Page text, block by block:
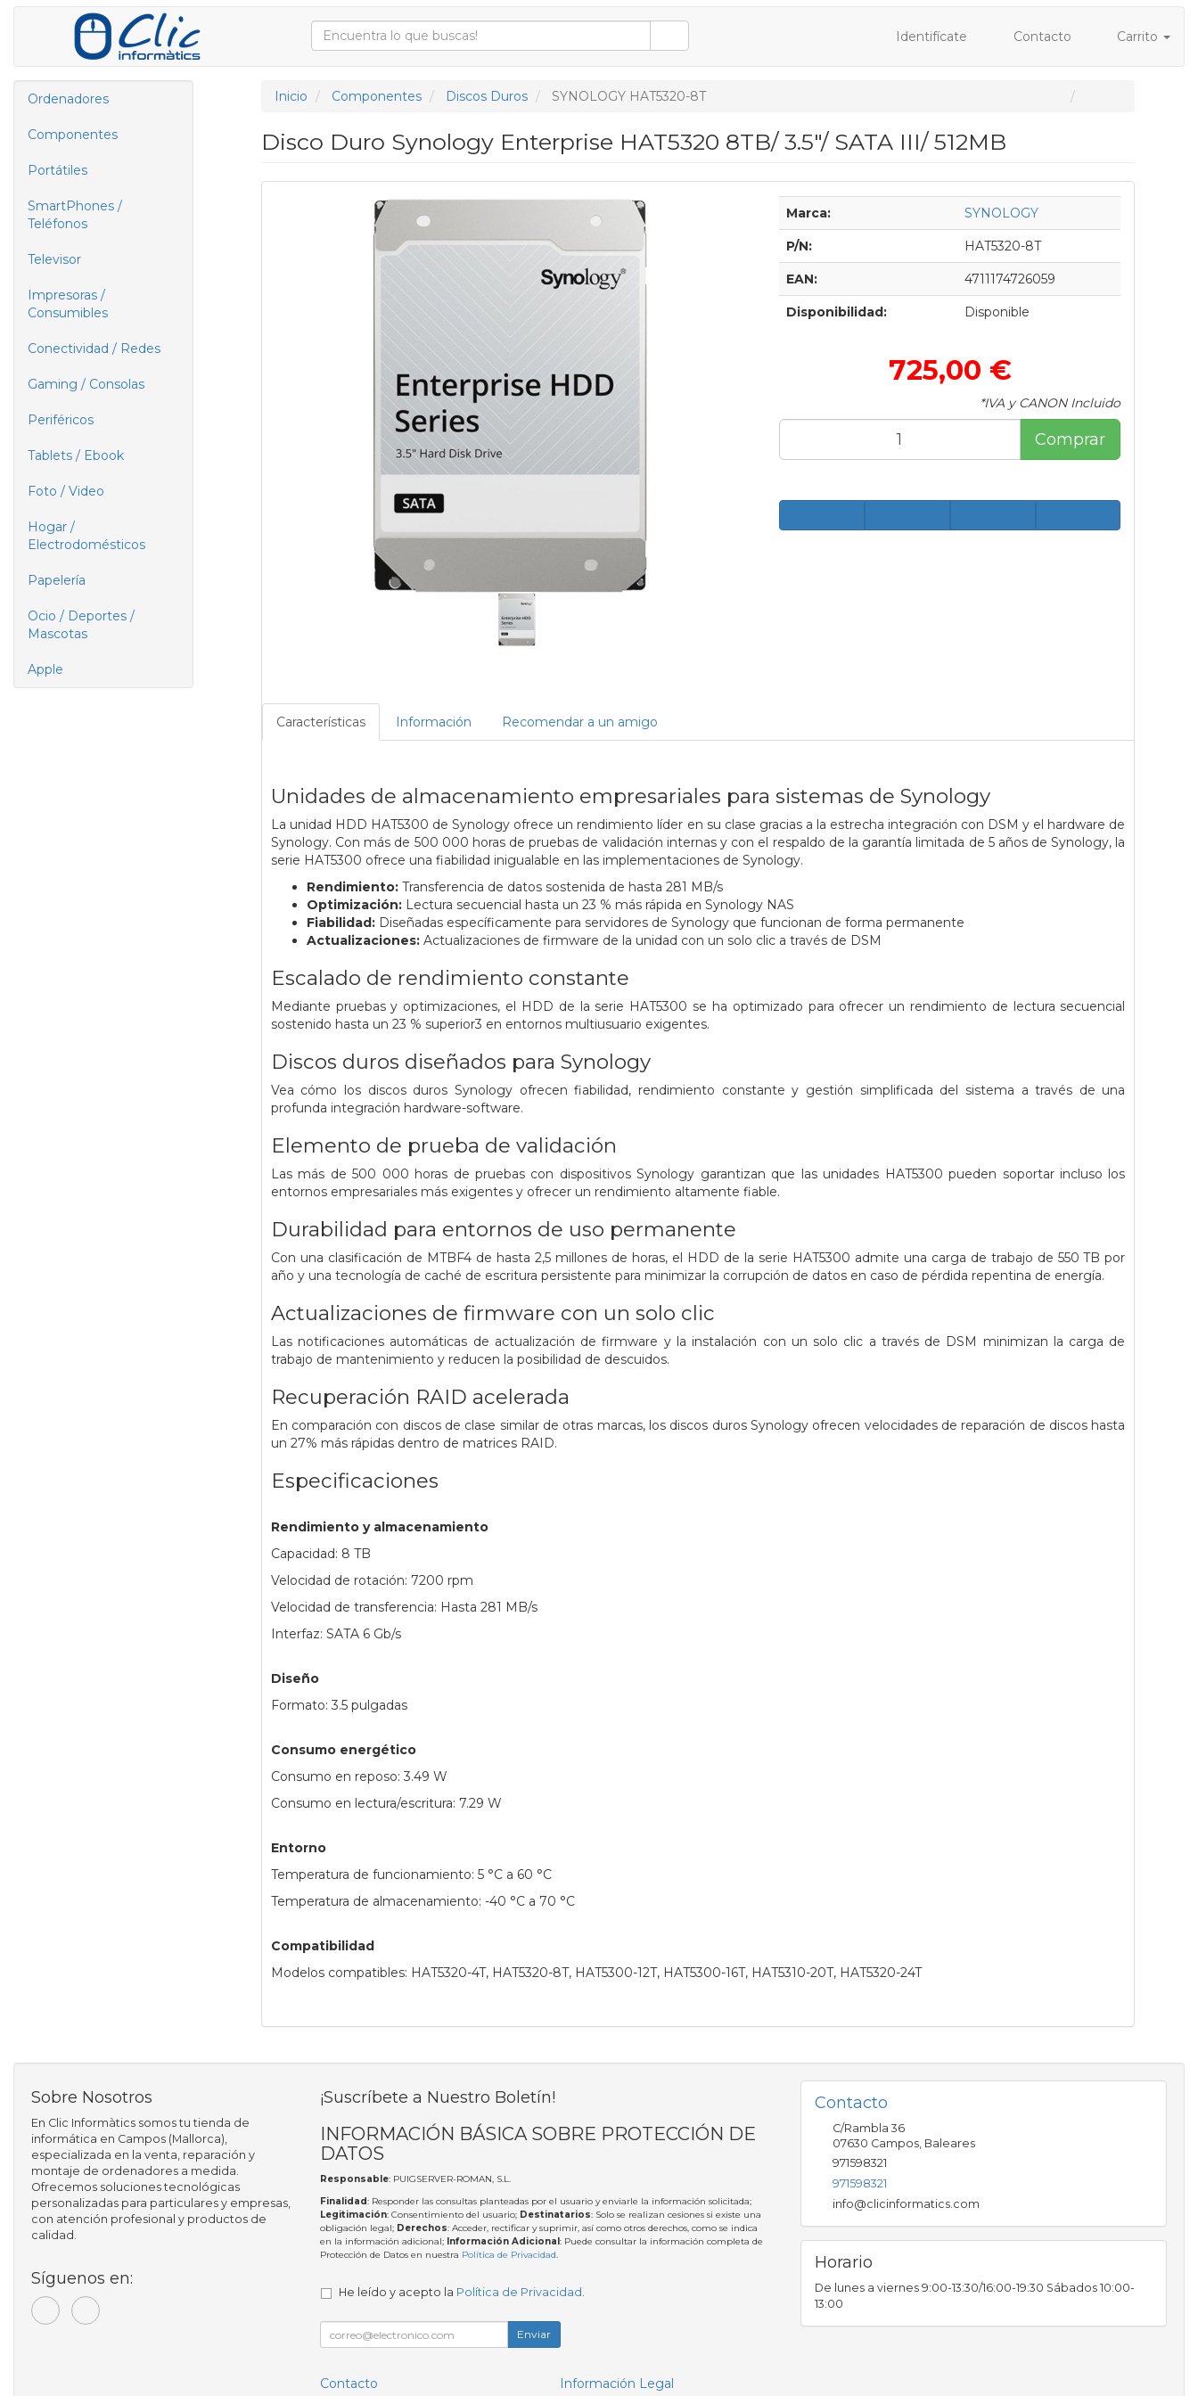
Identifícate Contacto Carrito
Ordenadores
Componentes
Portátiles
SmartPhones /
Teléfonos
Televisor
Impresoras /
Consumibles
Conectividad / Redes
Gaming / Consolas
Periféricos
Tablets / Ebook
Foto / Video
Hogar /
Electrodomésticos
Papelería
Ocio / Deportes /
Mascotas
Apple
Inicio Componentes Discos Duros SYNOLOGY HAT5320-8T
Disco Duro Synology Enterprise HAT5320 8TB/ 3.5"/ SATA III/ 512MB
Marca: SYNOLOGY
P/N: HAT5320-8T
EAN: 4711174726059
Disponibilidad: Disponible
725,00 €
*IVA y CANON Incluido
Comprar
Características Información Recomendar a un amigo
Unidades de almacenamiento empresariales para sistemas de Synology
La unidad HDD HAT5300 de Synology ofrece un rendimiento líder en su clase gracias a la estrecha integración con DSM y el hardware de
Synology. Con más de 500 000 horas de pruebas de validación internas y con el respaldo de la garantía limitada de 5 años de Synology, la
serie HAT5300 ofrece una fiabilidad inigualable en las implementaciones de Synology.
Rendimiento: Transferencia de datos sostenida de hasta 281 MB/s
Optimización: Lectura secuencial hasta un 23 % más rápida en Synology NAS
Fiabilidad: Diseñadas específicamente para servidores de Synology que funcionan de forma permanente
Actualizaciones: Actualizaciones de firmware de la unidad con un solo clic a través de DSM
Escalado de rendimiento constante
Mediante pruebas y optimizaciones, el HDD de la serie HAT5300 se ha optimizado para ofrecer un rendimiento de lectura secuencial
sostenido hasta un 23 % superior3 en entornos multiusuario exigentes.
Discos duros diseñados para Synology
Vea cómo los discos duros Synology ofrecen fiabilidad, rendimiento constante y gestión simplificada del sistema a través de una
profunda integración hardware-software.
Elemento de prueba de validación
Las más de 500 000 horas de pruebas con dispositivos Synology garantizan que las unidades HAT5300 pueden soportar incluso los
entornos empresariales más exigentes y ofrecer un rendimiento altamente fiable.
Durabilidad para entornos de uso permanente
Con una clasificación de MTBF4 de hasta 2,5 millones de horas, el HDD de la serie HAT5300 admite una carga de trabajo de 550 TB por
año y una tecnología de caché de escritura persistente para minimizar la corrupción de datos en caso de pérdida repentina de energía.
Actualizaciones de firmware con un solo clic
Las notificaciones automáticas de actualización de firmware y la instalación con un solo clic a través de DSM minimizan la carga de
trabajo de mantenimiento y reducen la posibilidad de descuidos.
Recuperación RAID acelerada
En comparación con discos de clase similar de otras marcas, los discos duros Synology ofrecen velocidades de reparación de discos hasta
un 27% más rápidas dentro de matrices RAID.
Especificaciones
Rendimiento y almacenamiento
Capacidad: 8 TB
Velocidad de rotación: 7200 rpm
Velocidad de transferencia: Hasta 281 MB/s
Interfaz: SATA 6 Gb/s
Diseño
Formato: 3.5 pulgadas
Consumo energético
Consumo en reposo: 3.49 W
Consumo en lectura/escritura: 7.29 W
Entorno
Temperatura de funcionamiento: 5 °C a 60 °C
Temperatura de almacenamiento: -40 °C a 70 °C
Compatibilidad
Modelos compatibles: HAT5320-4T, HAT5320-8T, HAT5300-12T, HAT5300-16T, HAT5310-20T, HAT5320-24T
Sobre Nosotros
En Clic Informàtics somos tu tienda de
informática en Campos (Mallorca),
especializada en la venta, reparación y
montaje de ordenadores a medida.
Ofrecemos soluciones tecnológicas
personalizadas para particulares y empresas,
con atención profesional y productos de
calidad.
Síguenos en:
¡Suscríbete a Nuestro Boletín!
INFORMACIÓN BÁSICA SOBRE PROTECCIÓN DE
DATOS
Responsable: PUIGSERVER-ROMAN, S.L.
Finalidad: Responder las consultas planteadas por el usuario y enviarle la información solicitada;
Legitimación: Consentimiento del usuario; Destinatarios: Solo se realizan cesiones si existe una
obligación legal; Derechos: Acceder, rectificar y suprimir, así como otros derechos, como se indica
en la información adicional; Información Adicional : Puede consultar la información completa de
Protección de Datos en nuestra Política de Privacidad.
He leído y acepto la Política de Privacidad .
Enviar
Contacto
Información Legal
Contacto
C/Rambla 36
07630 Campos, Baleares
971598321
971598321
info@clicinformatics.com
Horario
De lunes a viernes 9:00-13:30/16:00-19:30 Sábados 10:00-
13:00